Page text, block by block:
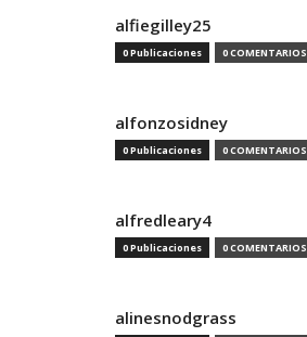
alfiegilley25
0 Publicaciones 0 COMENTARIOS
alfonzosidney
0 Publicaciones 0 COMENTARIOS
alfredleary4
0 Publicaciones 0 COMENTARIOS
alinesnodgrass